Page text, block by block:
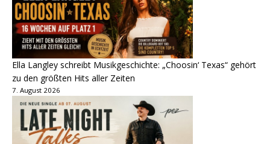
Ella Langley schreibt Musikgeschichte: „Choosin‘ Texas“ gehört
zu den größten Hits aller Zeiten
7. August 2026